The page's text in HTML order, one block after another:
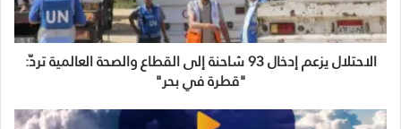
الاحتلال يزعم إدخال 93 شاحنة إلى القطاع والصحة العالمية تردّ:
"قطرة في بحر"